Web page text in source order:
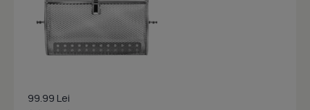
99.99 Lei